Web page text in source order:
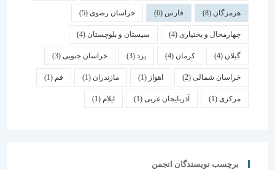
هرمزگان(8) فارس خراسان رضوی(5)
چهارمحال و بختیاری (4) سیستان و بلوچستان(4)
کرمان یزد خراسان جنوبی(3)
خراسان شمالی(2) اهواز مازندران(1) قم
(1) آذربایجان غربی(1) ایلام
برچسب نویسندگان انجمن